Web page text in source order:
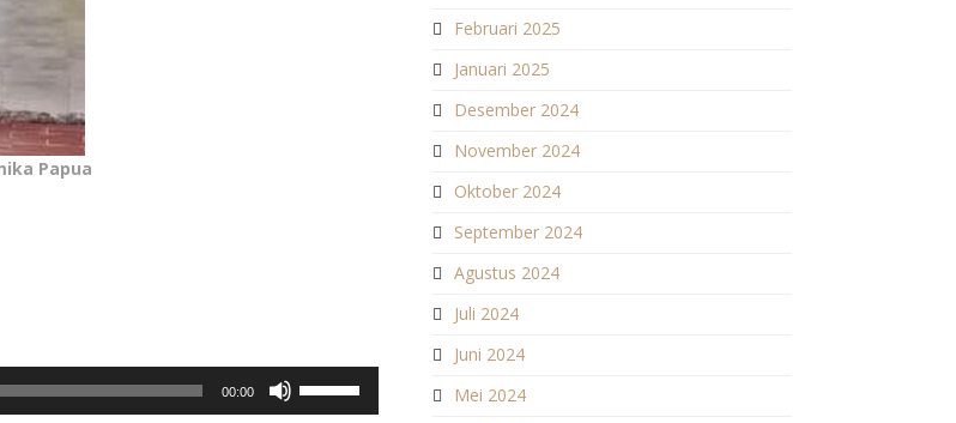
Papua
00:00
Februari 2025
Januari 2025
Desember 2024
November 2024
Oktober 2024
September 2024
Agustus 2024
Juli 2024
Juni 2024
Mei 2024